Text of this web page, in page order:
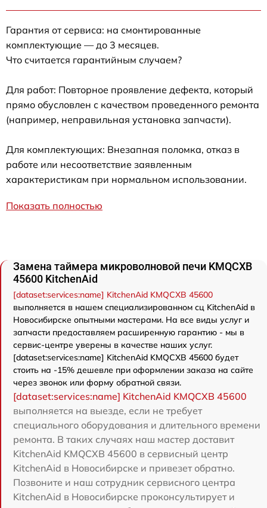
Гарантия от сервиса: на смонтированные
комплектующие — до 3 месяцев.
Что считается гарантийным случаем?
Для работ: Повторное проявление дефекта, который
прямо обусловлен с качеством проведенного ремонта
(например, неправильная установка запчасти).
Для комплектующих: Внезапная поломка, отказ в
работе или несоответствие заявленным
характеристикам при нормальном использовании.
Показать полностью
Замена таймера микроволновой печи KMQCXB
45600 KitchenAid
[dataset:services:name] KitchenAid KMQCXB 45600
выполняется в нашем специализированном сц KitchenAid в
Новосибирске опытными мастерами. На все виды услуг и
запчасти предоставляем расширенную гарантию - мы в
сервис-центре уверены в качестве наших услуг.
[dataset:services:name] KitchenAid KMQCXB 45600 будет
стоить на -15% дешевле при оформлении заказа на сайте
через звонок или форму обратной связи.
[dataset:services:name] KitchenAid KMQCXB 45600
выполняется на выезде, если не требует
специального оборудования и длительного времени
ремонта. В таких случаях наш мастер доставит
KitchenAid KMQCXB 45600 в сервисный центр
KitchenAid в Новосибирске и привезет обратно.
Позвоните и наш сотрудник сервисного центра
KitchenAid в Новосибирске проконсультирует и